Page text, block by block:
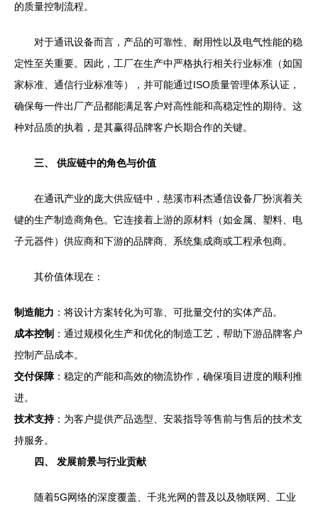
的质量控制流程。
对于通讯设备而言，产品的可靠性、耐用性以及电气性能的稳
定性至关重要。因此，工厂在生产中严格执行相关行业标准（如国
家标准、通信行业标准等），并可能通过ISO质量管理体系认证，
确保每一件出厂产品都能满足客户对高性能和高稳定性的期待。这
种对品质的执着，是其赢得品牌客户长期合作的关键。
三、 供应链中的角色与价值
在通讯产业的庞大供应链中，慈溪市科杰通信设备厂扮演着关
键的生产制造商角色。它连接着上游的原材料（如金属、塑料、电
子元器件）供应商和下游的品牌商、系统集成商或工程承包商。
其价值体现在：
制造能力 ：将设计方案转化为可靠、可批量交付的实体产品。
成本控制 ：通过规模化生产和优化的制造工艺，帮助下游品牌客户
控制产品成本。
交付保障 ：稳定的产能和高效的物流协作，确保项目进度的顺利推
进。
技术支持：为客户提供产品选型、安装指导等售前与售后的技术支
持服务。
四、 发展前景与行业贡献
随着5G网络的深度覆盖、千兆光网的普及以及物联网、工业